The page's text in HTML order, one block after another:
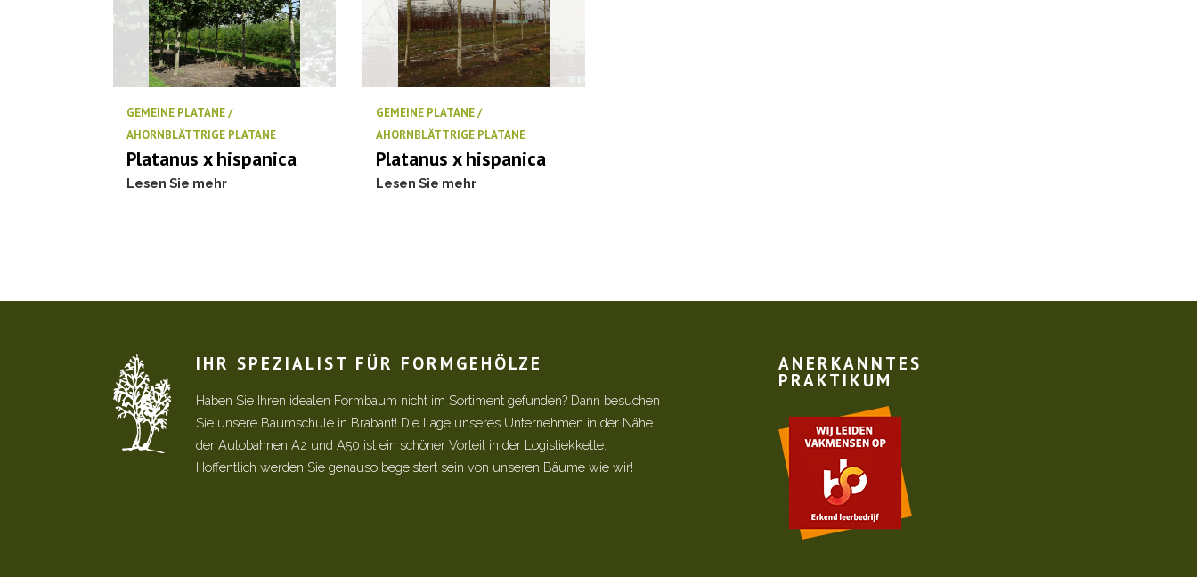
GEMEINE PLATANE /
AHORNBLÄTTRIGE PLATANE
Platanus x hispanica
Lesen Sie mehr
GEMEINE PLATANE /
AHORNBLÄTTRIGE PLATANE
Platanus x hispanica
Lesen Sie mehr
IHR SPEZIALIST FÜR FORMGEHÖLZE
Haben Sie Ihren idealen Formbaum nicht im Sortiment gefunden? Dann besuchen
Sie unsere Baumschule in Brabant! Die Lage unseres Unternehmen in der Nähe
der Autobahnen A2 und A50 ist ein schöner Vorteil in der Logistiekkette.
Hoffentlich werden Sie genauso begeistert sein von unseren Bäume wie wir!
ANERKANNTES
PRAKTIKUM